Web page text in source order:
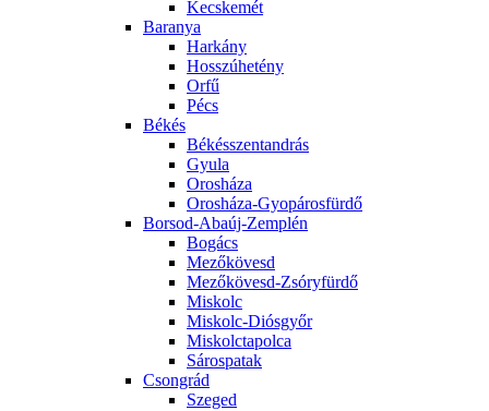
Kecskemét
Baranya
Harkány
Hosszúhetény
Orfű
Pécs
Békés
Békésszentandrás
Gyula
Orosháza
Orosháza-Gyopárosfürdő
Borsod-Abaúj-Zemplén
Bogács
Mezőkövesd
Mezőkövesd-Zsóryfürdő
Miskolc
Miskolc-Diósgyőr
Miskolctapolca
Sárospatak
Csongrád
Szeged